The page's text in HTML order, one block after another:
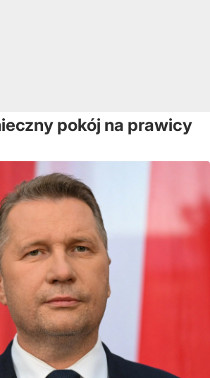
pokój na prawicy